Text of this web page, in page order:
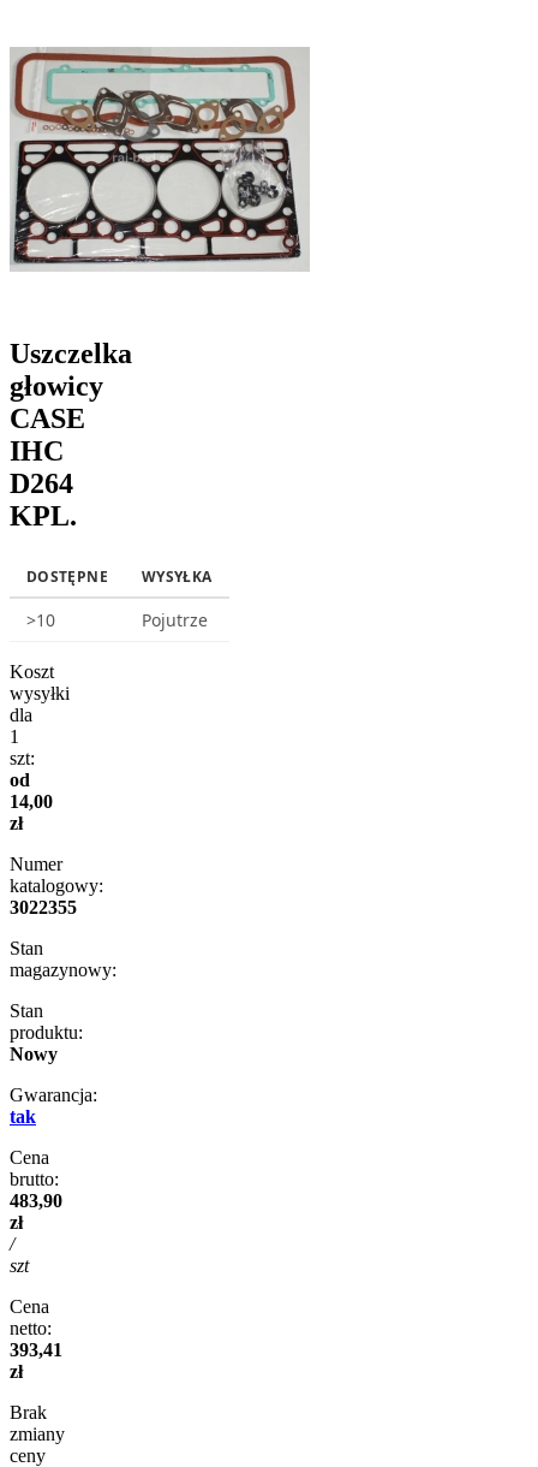
Uszczelka
głowicy
CASE
IHC
D264
KPL.
DOSTĘPNE WYSYŁKA
>10 Pojutrze
Koszt
wysyłki
dla
1
szt:
od
14,00
zł
Numer
katalogowy:
3022355
Stan
magazynowy:
Stan
produktu:
Nowy
Gwarancja:
tak
Cena
brutto:
483,90
zł
/
szt
Cena
netto:
393,41
zł
Brak
zmiany
ceny